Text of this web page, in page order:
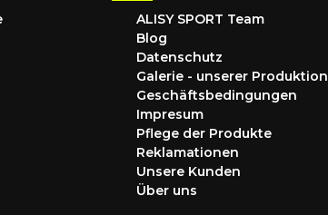
ALISY SPORT Team
Blog
Datenschutz
Galerie - unserer Produktion
Geschäftsbedingungen
Impresum
Pflege der Produkte
Reklamationen
Unsere Kunden
Über uns